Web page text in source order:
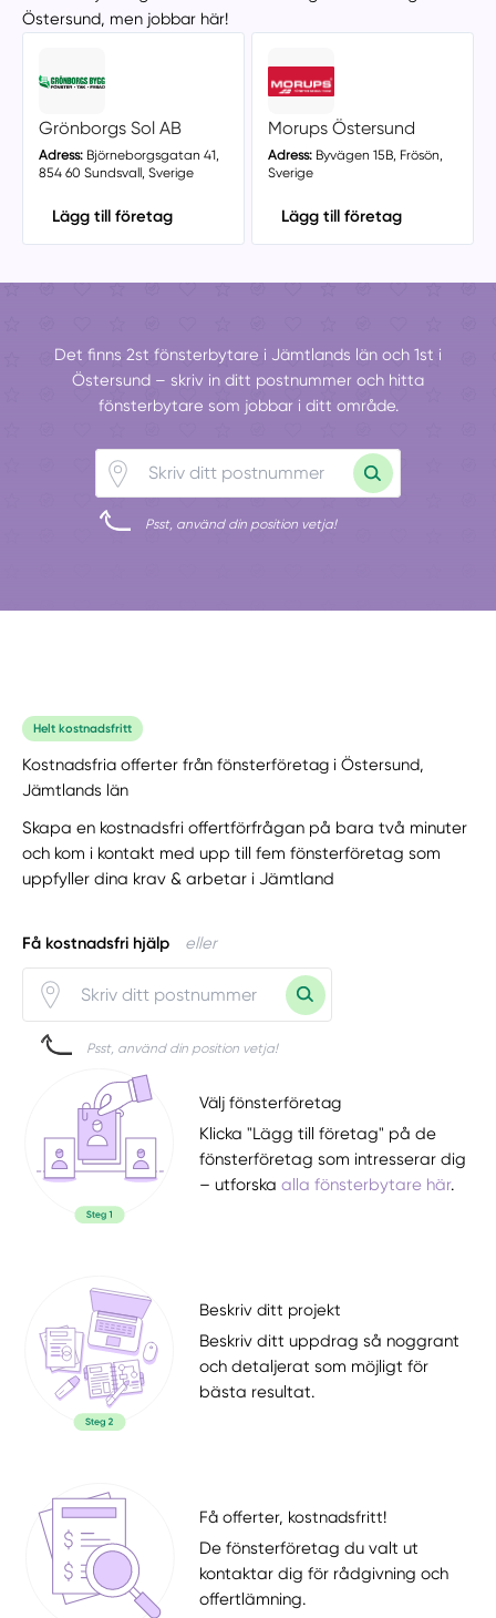
Östersund, men jobbar här!
Grönborgs Sol AB
Adress:Björneborgsgatan 41,
854 60 Sundsvall, Sverige
Lägg till företag
Morups Östersund
Adress:Byvägen 15B, Frösön,
Sverige
Lägg till företag
Det finns 2st fönsterbytare i Jämtlands län och 1st i
Östersund – skriv in ditt postnummer och hitta
fönsterbytare som jobbar i ditt område.
Psst, använd din position vetja!
Helt kostnadsfritt
Kostnadsfria offerter från fönsterföretag i Östersund,
Jämtlands län
Skapa en kostnadsfri offertförfrågan på bara två minuter
och kom i kontakt med upp till fem fönsterföretag som
uppfyller dina krav & arbetar i Jämtland
Få kostnadsfri hjälp eller
Psst, använd din position vetja!
Välj fönsterföretag
Klicka "Lägg till företag" på de
fönsterföretag som intresserar dig
– utforskaalla fönsterbytare här.
Beskriv ditt projekt
Beskriv ditt uppdrag så noggrant
och detaljerat som möjligt för
bästa resultat.
Få offerter, kostnadsfritt!
De fönsterföretag du valt ut
kontaktar dig för rådgivning och
offertlämning.